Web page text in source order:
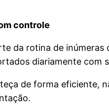
controle
da rotina de
diariamente com
de forma eficiente,